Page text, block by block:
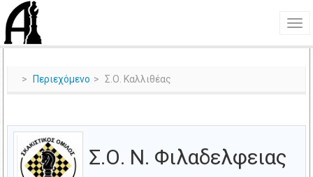
Περιεχόμενο Σ.Ο. Καλλιθέας
Σ.Ο. Ν. Φιλαδελφειας